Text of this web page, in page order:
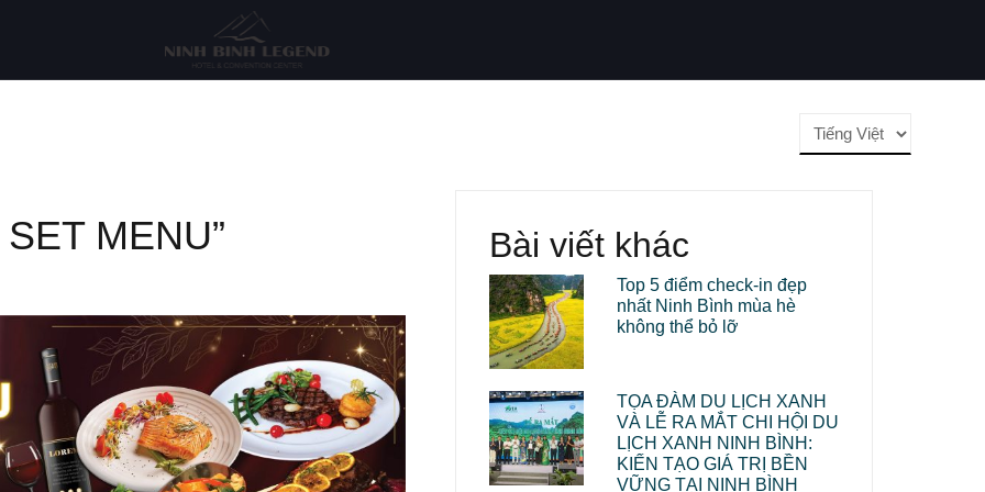
MENU” Bài viết khác
Top 5 điểm check-in đẹp
nhất Ninh Bình mùa hè
không thể bỏ lỡ
TỌA ĐÀM DU LỊCH XANH
VÀ LỄ RA MẮT CHI HỘI DU
LỊCH XANH NINH BÌNH:
KIẾN TẠO GIÁ TRỊ BỀN
VỮNG TẠI NINH BÌNH
Choose